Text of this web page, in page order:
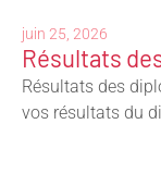
juin 25, 2026
Résultats
Résultats des
vos résultats du